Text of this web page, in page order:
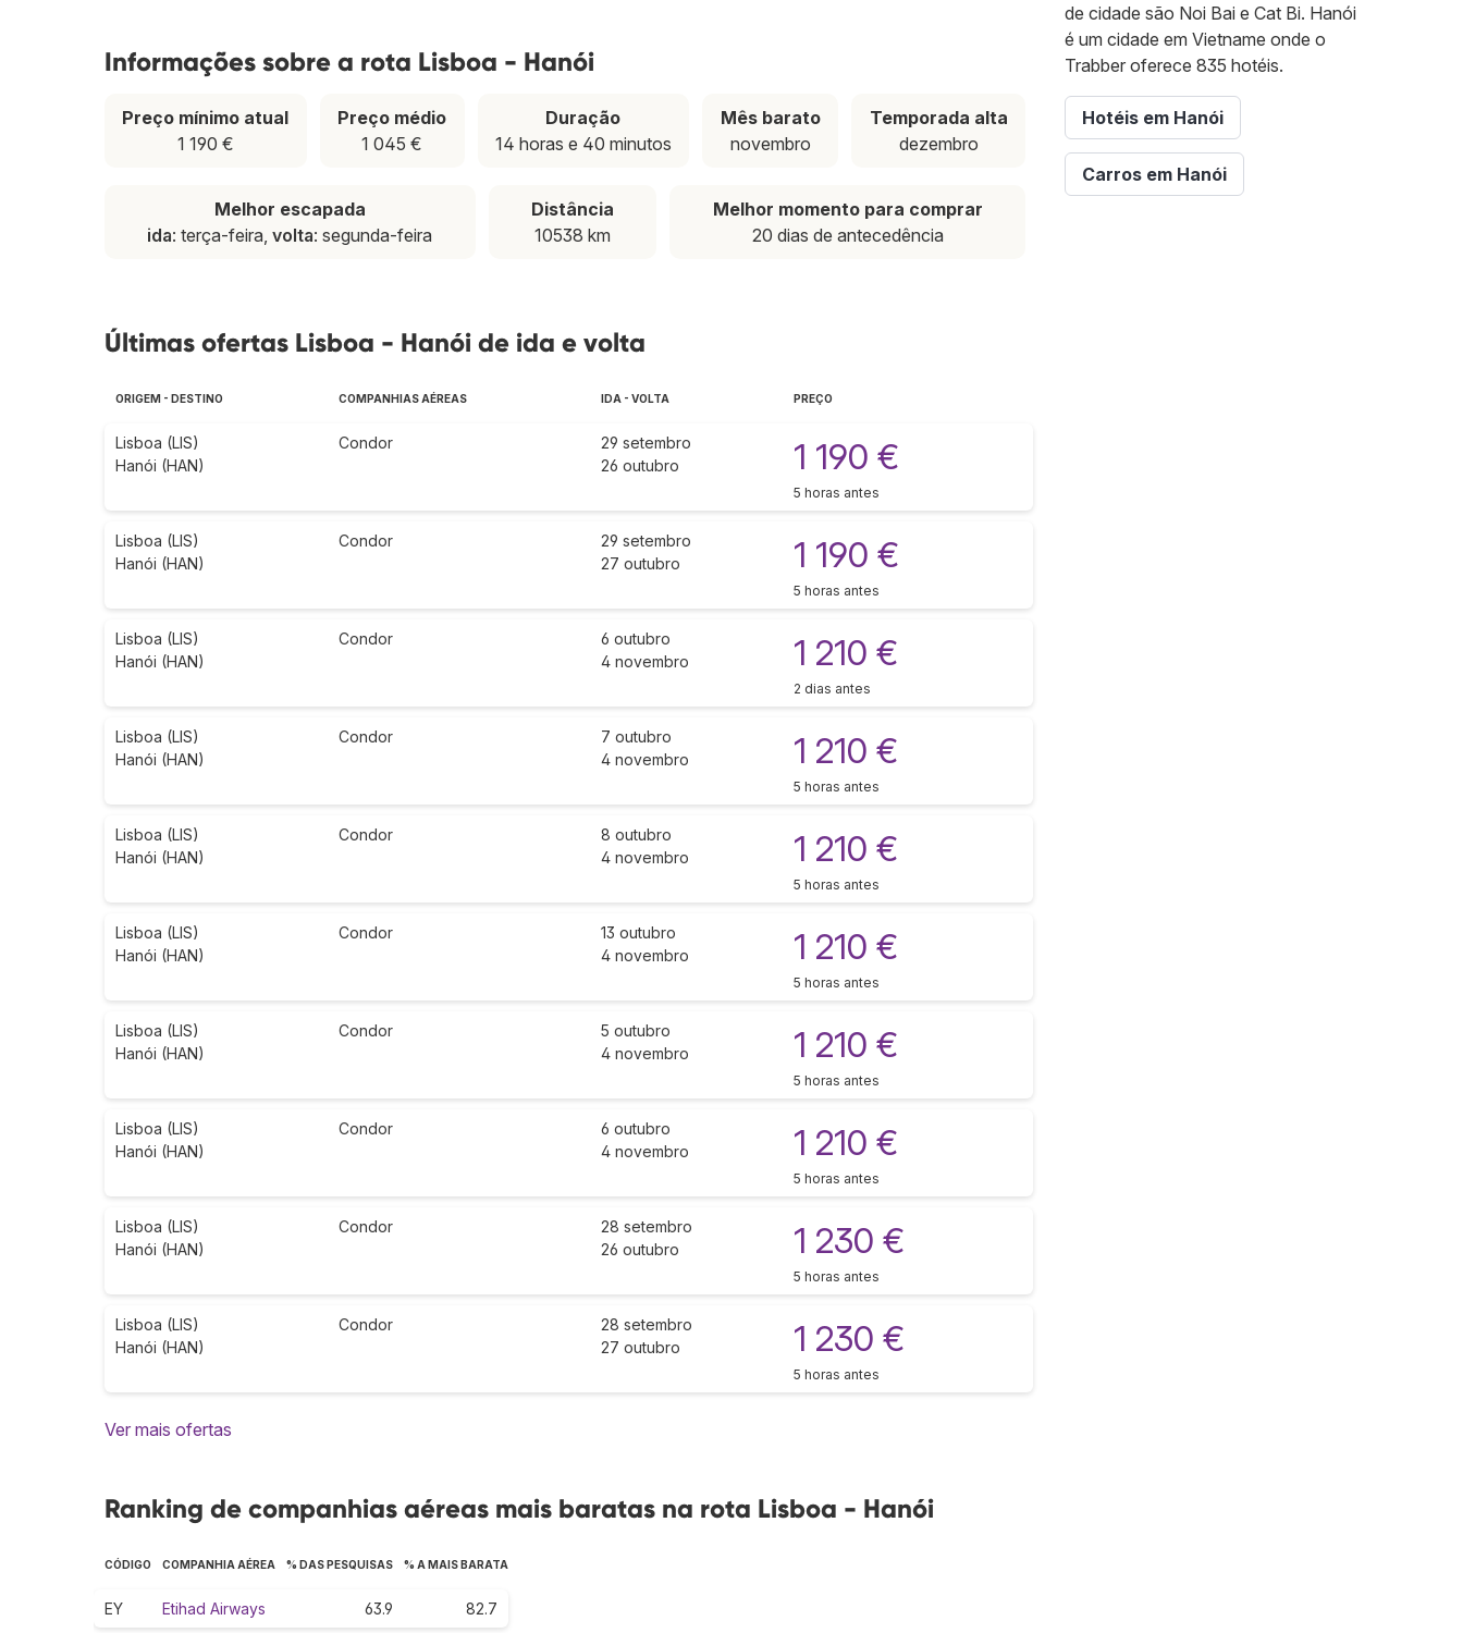
Informações sobre a rota Lisboa - Hanói
Preço mínimo atual
1 190 €
Preço médio
1 045 €
Duração
14 horas e 40 minutos
Mês barato
novembro
Temporada alta
dezembro
Melhor escapada
ida: terça-feira,volta: segunda-feira
Distância
10538 km
Melhor momento para comprar
20 dias de antecedência
Últimas ofertas Lisboa - Hanói de ida e volta
ORIGEM - DESTINO COMPANHIAS AÉREAS IDA - VOLTA PREÇO
Lisboa (LIS)
Hanói (HAN)
Condor
29 setembro
26 outubro
1 190 €
5 horas antes
Lisboa (LIS)
Hanói (HAN)
Condor
29 setembro
27 outubro
1 190 €
5 horas antes
Lisboa (LIS)
Hanói (HAN)
Condor
6 outubro
4 novembro
1 210 €
2 dias antes
Lisboa (LIS)
Hanói (HAN)
Condor
7 outubro
4 novembro
1 210 €
5 horas antes
Lisboa (LIS)
Hanói (HAN)
Condor
8 outubro
4 novembro
1 210 €
5 horas antes
Lisboa (LIS)
Hanói (HAN)
Condor
13 outubro
4 novembro
1 210 €
5 horas antes
Lisboa (LIS)
Hanói (HAN)
Condor
5 outubro
4 novembro
1 210 €
5 horas antes
Lisboa (LIS)
Hanói (HAN)
Condor
6 outubro
4 novembro
1 210 €
5 horas antes
Lisboa (LIS)
Hanói (HAN)
Condor
28 setembro
26 outubro
1 230 €
5 horas antes
Lisboa (LIS)
Hanói (HAN)
Condor
28 setembro
27 outubro
1 230 €
5 horas antes
Ver mais ofertas
Ranking de companhias aéreas mais baratas na rota Lisboa - Hanói
CÓDIGO COMPANHIA AÉREA % DAS PESQUISAS % A MAIS BARATA
EY Etihad Airways 63.9 82.7
de cidade são Noi Bai e Cat Bi. Hanói
é um cidade em Vietname onde o
Trabber oferece 835 hotéis.
Hotéis em Hanói
Carros em Hanói